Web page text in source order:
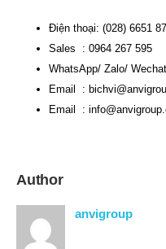
Điện thoại: (028) 6651
Sales : 0964 267 595
WhatsApp/ Zalo/
Email :
Email :
Author
anvigroup